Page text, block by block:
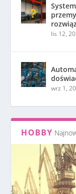
lis 12,
wrz 1,
HOBBY